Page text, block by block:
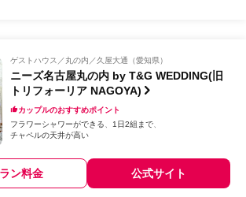
ゲストハウス 丸の内／久屋大通（愛知県）
ニーズ名古屋丸の内 by T&G WEDDING(旧
トリフォーリア NAGOYA)
カップルのおすすめポイント
フラワーシャワーができる
1日2組まで
チャペルの天井が高い
ン料金 公式サイト